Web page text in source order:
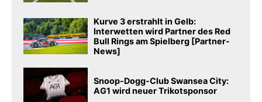
Kurve 3 erstrahlt in Gelb:
Interwetten wird Partner des Red
Bull Rings am Spielberg [Partner-
News]
Snoop-Dogg-Club Swansea City:
AG1 wird neuer Trikotsponsor